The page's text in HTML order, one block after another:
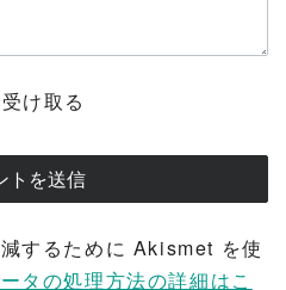
け取る
するために Akismet を使
タの処理方法の詳細はこ